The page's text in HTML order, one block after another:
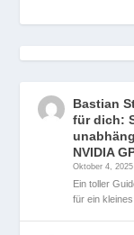
Bastian
für dich:
NVIDIA
Oktober 4, 2025
Ein toller
für ein